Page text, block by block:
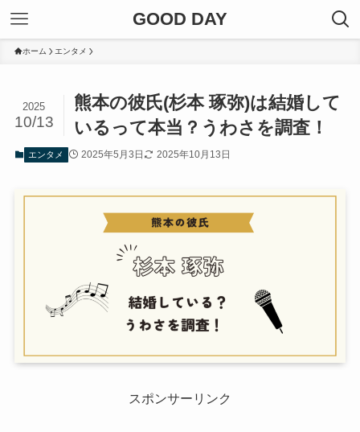
GOOD DAY
ホーム エンタメ
熊本の彼氏(杉本 琢弥)は結婚して
いるって本当？うわさを調査！
2025
10/13
エンタメ 2025年5月3日 2025年10月13日
スポンサーリンク